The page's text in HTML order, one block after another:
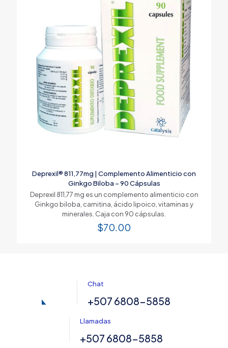
Deprexil® 811,77mg | Complemento Alimenticio con
Ginkgo Biloba – 90 Cápsulas
Deprexil 811,77 mg es un complemento alimenticio con
Ginkgo biloba, carnitina, ácido lipoico, vitaminas y
minerales. Caja con 90 cápsulas.
$70.00
Chat
+507 6808-5858
Llamadas
+507 6808-5858